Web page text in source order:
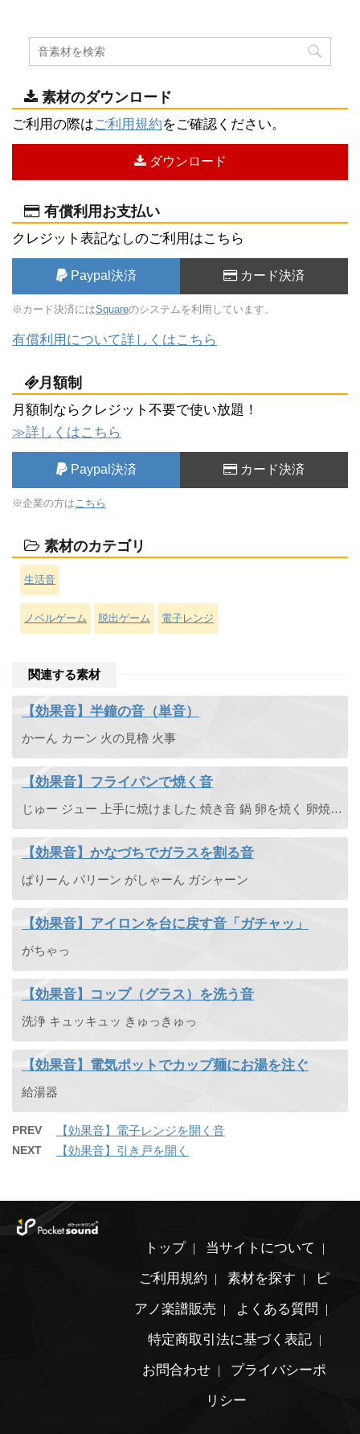
素材のダウンロード
ご利用の際はご利用規約をご確認ください。
ダウンロード
有償利用お支払い
クレジット表記なしのご利用はこちら
Paypal決済 カード決済
※カード決済にはSquareのシステムを利用しています。
有償利用について詳しくはこちら
月額制
月額制ならクレジット不要で使い放題！
≫詳しくはこちら
Paypal決済 カード決済
※企業の方は こちら
素材のカテゴリ
生活音
ノベルゲーム 脱出ゲーム 電子レンジ
関連する素材
【効果音】半鐘の音（単音）
かーん カーン 火の見櫓 火事
【効果音】フライパンで焼く音
じゅー ジュー 上手に焼けました 焼き音 鍋 卵を焼く 卵焼き器 焼ける じゅわああ
【効果音】かなづちでガラスを割る音
ぱりーん パリーン がしゃーん ガシャーン
【効果音】アイロンを台に戻す音「ガチャッ」
がちゃっ
【効果音】コップ（グラス）を洗う音
洗浄 キュッキュッ きゅっきゅっ
【効果音】電気ポットでカップ麺にお湯を注ぐ
給湯器
PREV 【効果音】電子レンジを開く音
NEXT 【効果音】引き戸を開く
トップ
当サイトについて
ご利用規約
素材を探す
ピ
アノ楽譜販売
よくある質問
特定商取引法に基づく表記
お問合わせ
プライバシーポ
リシー